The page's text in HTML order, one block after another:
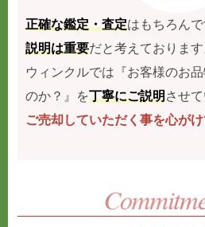
正確な鑑定・査定はもちろん
説明は重要だと考えております
ウィンクルでは『お客様のお
のか？』を丁寧にご説明させ
ご売却していただく事を心がけ